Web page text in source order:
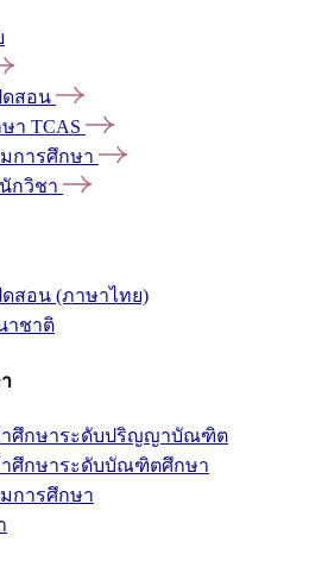
ดสอน
า TCAS
การศึกษา
กวิชา
สอน (ภาษาไทย)
าชาติ
าศึกษาระดับปริญญาบัณฑิต
าศึกษาระดับบัณฑิตศึกษา
การศึกษา